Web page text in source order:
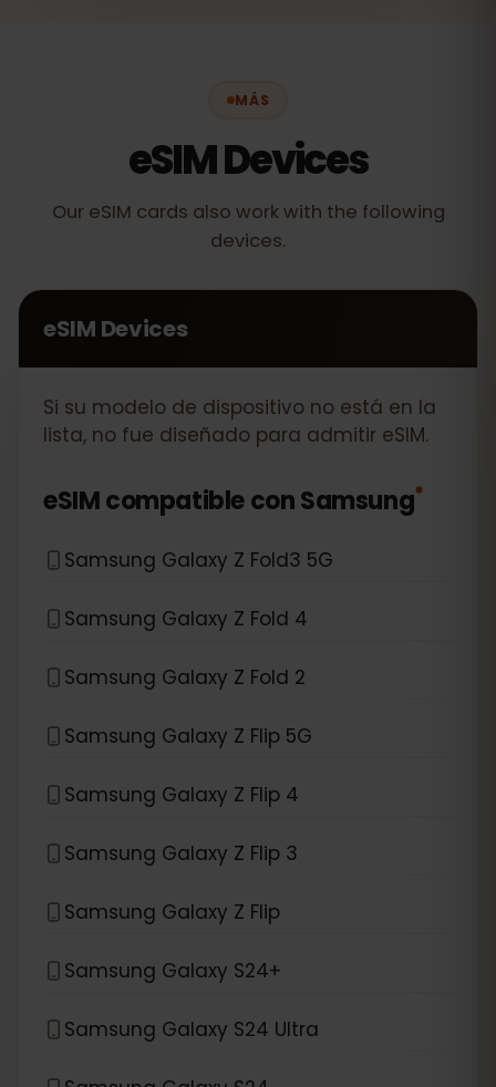
MÁS
eSIM Devices
Our eSIM cards also work with the following
devices.
eSIM Devices
Si su modelo de dispositivo no está en la
lista, no fue diseñado para admitir eSIM.
eSIM compatible conSamsung*
Samsung Galaxy Z Fold3 5G
Samsung Galaxy Z Fold 4
Samsung Galaxy Z Fold 2
Samsung Galaxy Z Flip 5G
Samsung Galaxy Z Flip 4
Samsung Galaxy Z Flip 3
Samsung Galaxy Z Flip
Samsung Galaxy S24+
Samsung Galaxy S24 Ultra